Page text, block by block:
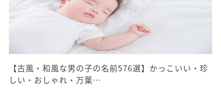
【古風・和風な男の子の名前576選】かっこいい・珍
しい・おしゃれ・万葉…